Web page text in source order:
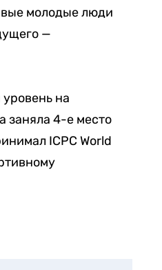
молодые люди
—
на
заняла 4-е место
ICPC World